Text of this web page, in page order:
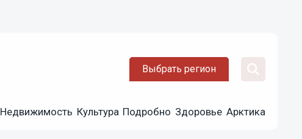
Выбрать регион
Недвижимость Культура Подробно Здоровье Арктика